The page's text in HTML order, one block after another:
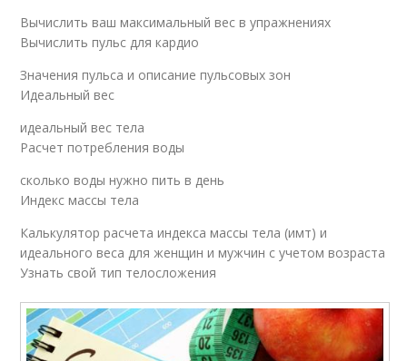
Вычислить ваш максимальный вес в упражнениях
Вычислить пульс для кардио
Значения пульса и описание пульсовых зон
Идеальный вес
идеальный вес тела
Расчет потребления воды
сколько воды нужно пить в день
Индекс массы тела
Калькулятор расчета индекса массы тела (имт) и
идеального веса для женщин и мужчин с учетом возраста
Узнать свой тип телосложения